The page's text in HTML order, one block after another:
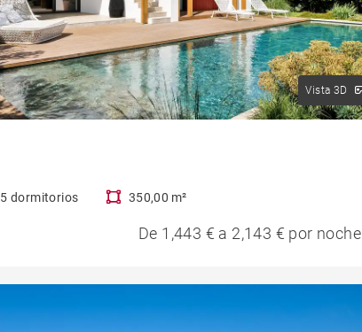
Vista 3D
5 dormitorios 350,00 m²
De 1,443 € a 2,143 € por noche